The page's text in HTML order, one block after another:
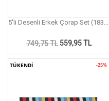
5'li Desenli Erkek Çorap Set (183P)
749,75 TL 559,95 TL
TÜKENDİ -25%